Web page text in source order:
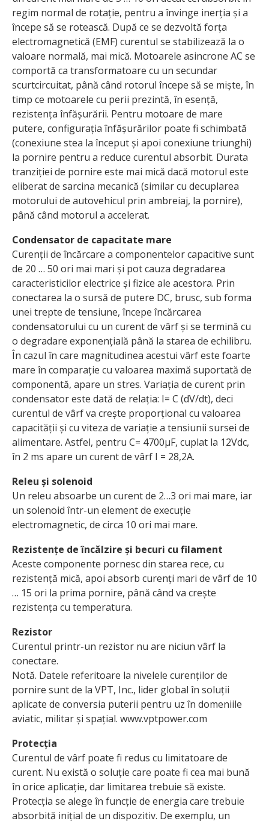
regim normal de rotație, pentru a învinge inerția și a
începe să se rotească. După ce se dezvoltă forța
electromagnetică (EMF) curentul se stabilizează la o
valoare normală, mai mică. Motoarele asincrone AC se
comportă ca transformatoare cu un secundar
scurtcircuitat, până când rotorul începe să se miște, în
timp ce motoarele cu perii prezintă, în esență,
rezistența înfășurării. Pentru motoare de mare
putere, configurația înfășurărilor poate fi schimbată
(conexiune stea la început și apoi conexiune triunghi)
la pornire pentru a reduce curentul absorbit. Durata
tranziției de pornire este mai mică dacă motorul este
eliberat de sarcina mecanică (similar cu decuplarea
motorului de autovehicul prin ambreiaj, la pornire),
până când motorul a accelerat.
Condensator de capacitate mare
Curenții de încărcare a componentelor capacitive sunt
de 20 … 50 ori mai mari și pot cauza degradarea
caracteristicilor electrice și fizice ale acestora. Prin
conectarea la o sursă de putere DC, brusc, sub forma
unei trepte de tensiune, începe încărcarea
condensatorului cu un curent de vârf și se termină cu
o degradare exponențială până la starea de echilibru.
În cazul în care magnitudinea acestui vârf este foarte
mare în comparație cu valoarea maximă suportată de
componentă, apare un stres. Variația de curent prin
condensator este dată de relația: I= C (dV/dt), deci
curentul de vârf va crește proporțional cu valoarea
capacității și cu viteza de variație a tensiunii sursei de
alimentare. Astfel, pentru C= 4700µF, cuplat la 12Vdc,
în 2 ms apare un curent de vârf I = 28,2A.
Releu și solenoid
Un releu absoarbe un curent de 2…3 ori mai mare, iar
un solenoid într-un element de execuție
electromagnetic, de circa 10 ori mai mare.
Rezistențe de încălzire și becuri cu filament
Aceste componente pornesc din starea rece, cu
rezistență mică, apoi absorb curenți mari de vârf de 10
… 15 ori la prima pornire, până când va crește
rezistența cu temperatura.
Rezistor
Curentul printr-un rezistor nu are niciun vârf la
conectare.
Notă. Datele referitoare la nivelele curenților de
pornire sunt de la VPT, Inc., lider global în soluții
aplicate de conversia puterii pentru uz în domeniile
aviatic, militar și spațial. www.vptpower.com
Protecția
Curentul de vârf poate fi redus cu limitatoare de
curent. Nu există o soluție care poate fi cea mai bună
în orice aplicație, dar limitarea trebuie să existe.
Protecția se alege în funcție de energia care trebuie
absorbită inițial de un dispozitiv. De exemplu, un